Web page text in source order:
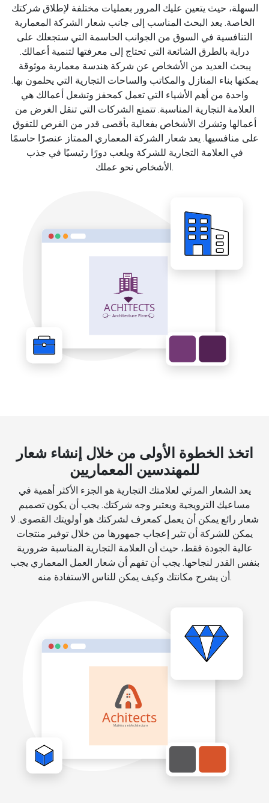
السهلة، حيث يتعين عليك المرور بعمليات مختلفة لإطلاق شركتك
الخاصة. يعد البحث المناسب إلى جانب شعار الشركة المعمارية
التنافسية في السوق من الجوانب الحاسمة التي ستجعلك على
دراية بالطرق الشائعة التي تحتاج إلى معرفتها لتنمية أعمالك.
يبحث العديد من الأشخاص عن شركة هندسة معمارية موثوقة
يمكنها بناء المنازل والمكاتب والساحات التجارية التي يحلمون بها.
واحدة من أهم الأشياء التي تعمل كمحفز وتشعل أعمالك هي
العلامة التجارية المناسبة. تتمتع الشركات التي تنقل الغرض من
أعمالها وتشرك الأشخاص بفعالية بأقصى قدر من الفرص للتفوق
على منافسيها. يعد شعار الشركة المعماري الممتاز عنصرًا حاسمًا
في العلامة التجارية للشركة ويلعب دورًا رئيسيًا في جذب
الأشخاص نحو عملك.
اتخذ الخطوة الأولى من خلال إنشاء شعار
للمهندسين المعماريين
يعد الشعار المرئي لعلامتك التجارية هو الجزء الأكثر أهمية في
مساعيك الترويجية ويعتبر وجه شركتك. يجب أن يكون تصميم
شعار رائع يمكن أن يعمل كمعرف لشركتك هو أولويتك القصوى. لا
يمكن للشركة أن تثير إعجاب جمهورها من خلال توفير منتجات
عالية الجودة فقط، حيث أن العلامة التجارية المناسبة ضرورية
بنفس القدر لنجاحها. يجب أن تفهم أن شعار العمل المعماري يجب
أن يشرح مكانتك وكيف يمكن للناس الاستفادة منه.